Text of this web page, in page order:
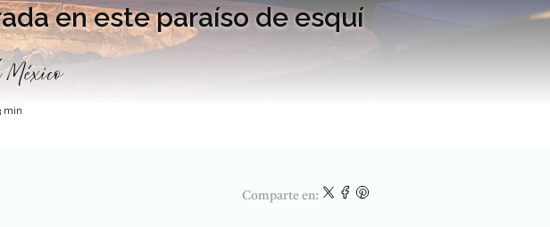
en este paraíso de esquí
México
min
Comparte en: